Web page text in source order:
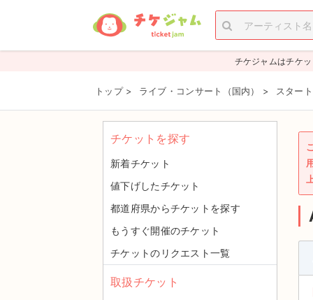
チケジャムはチケ
トップ > ライブ・コンサート（国内） > スター
チケットを探す
新着チケット
値下げしたチケット
都道府県からチケットを探す
もうすぐ開催のチケット
チケットのリクエスト一覧
取扱チケット